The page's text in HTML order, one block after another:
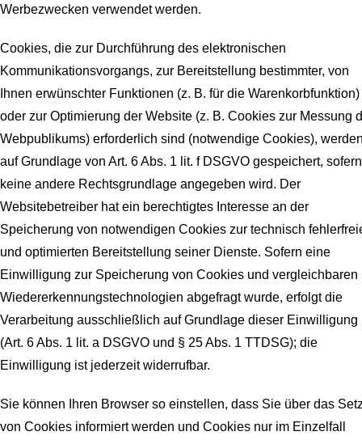
Werbezwecken verwendet werden.
Cookies, die zur Durchführung des elektronischen
Kommunikationsvorgangs, zur Bereitstellung bestimmter, von
Ihnen erwünschter Funktionen (z. B. für die Warenkorbfunktion)
oder zur Optimierung der Website (z. B. Cookies zur Messung
Webpublikums) erforderlich sind (notwendige Cookies),
auf Grundlage von Art. 6 Abs. 1 lit. f DSGVO gespeichert, sofern
keine andere Rechtsgrundlage angegeben wird. Der
Websitebetreiber hat ein berechtigtes Interesse an der
Speicherung von notwendigen Cookies zur technisch
und optimierten Bereitstellung seiner Dienste. Sofern eine
Einwilligung zur Speicherung von Cookies und vergleichbaren
Wiedererkennungstechnologien abgefragt wurde, erfolgt die
Verarbeitung ausschließlich auf Grundlage dieser Einwilligung
(Art. 6 Abs. 1 lit. a DSGVO und § 25 Abs. 1 TTDSG); die
Einwilligung ist jederzeit widerrufbar.
Sie können Ihren Browser so einstellen, dass Sie über das
von Cookies informiert werden und Cookies nur im Einzelfall